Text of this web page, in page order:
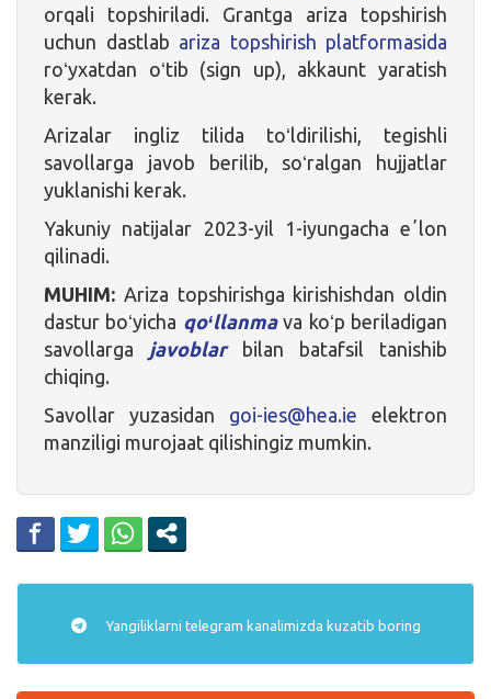
orqali topshiriladi. Grantga ariza topshirish
uchun dastlab ariza topshirish platformasida
roʻyxatdan oʻtib (sign up), akkaunt yaratish
kerak.
Arizalar ingliz tilida toʻldirilishi, tegishli
savollarga javob berilib, soʻralgan hujjatlar
yuklanishi kerak.
Yakuniy natijalar 2023-yil 1-iyungacha eʼlon
qilinadi.
MUHIM: Ariza topshirishga kirishishdan oldin
dastur boʻyicha qoʻllanma va koʻp beriladigan
savollarga javoblarbilan batafsil tanishib
chiqing.
Savollar yuzasidan goi-ies@hea.ie elektron
manziligi murojaat qilishingiz mumkin.
Yangiliklarni telegram kanalimizda kuzatib boring